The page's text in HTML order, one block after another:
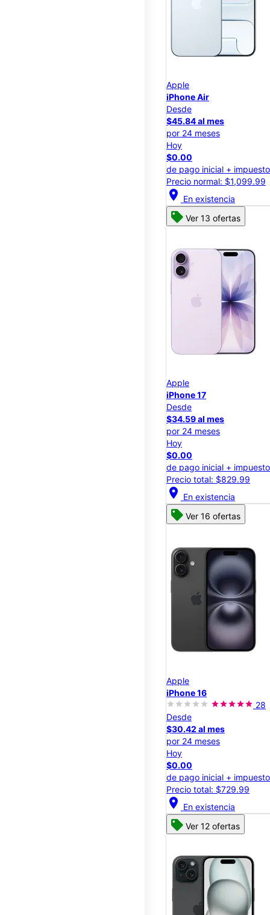
Apple
iPhone Air
Desde
$45.84 al mes
por 24 meses
Hoy
$0.00
de pago inicial +
Precio normal: $1,099.99
location_on En existencia
Ver 13 ofertas
Apple
iPhone 17
Desde
$34.59 al mes
por 24 meses
Hoy
$0.00
de pago inicial +
Precio total: $829.99
location_on En existencia
Ver 16 ofertas
Apple
iPhone 16
28
Desde
$30.42 al mes
por 24 meses
Hoy
$0.00
de pago inicial +
Precio total: $729.99
location_on En existencia
Ver 12 ofertas